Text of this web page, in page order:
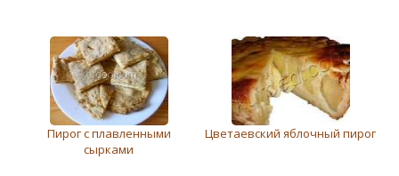
Пирог с плавленными
сырками
Цветаевский яблочный пирог